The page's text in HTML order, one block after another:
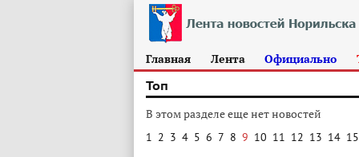
Главная Лента Официально
Топ
В этом разделе еще нет новостей
1 2 3 4 5 6 7 8 9 10 11 12 13 14 15